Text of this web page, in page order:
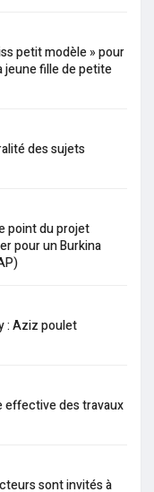
petit modèle » pour
jeune fille de petite
des sujets
point du projet
pour un Burkina
: Aziz poulet
effective des travaux
sont invités à